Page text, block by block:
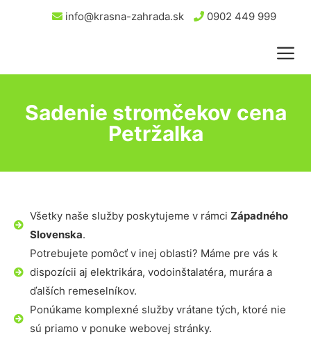
info@krasna-zahrada.sk 0902 449 999
Sadenie stromčekov cena
Petržalka
Všetky naše služby poskytujeme v rámci Západného
Slovenska.
Potrebujete pomôcť v inej oblasti? Máme pre vás k
dispozícii aj elektrikára, vodoinštalatéra, murára a
ďalších remeselníkov.
Ponúkame komplexné služby vrátane tých, ktoré nie
sú priamo v ponuke webovej stránky.